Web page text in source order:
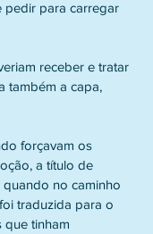
pedir para carregar
também a capa,
a título de
no caminho
traduzida para o
tinham